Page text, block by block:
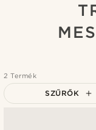
2 Termék
SZŰRŐK